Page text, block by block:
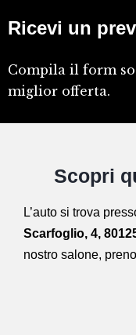
Ricevi un
Compila il form
miglior offerta.
Scopri
L’auto si trova
Scarfoglio, 4,
nostro salone,